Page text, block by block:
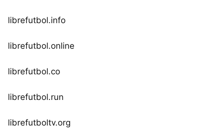
librefutbol.info
librefutbol.online
librefutbol.co
librefutbol.run
librefutboltv.org